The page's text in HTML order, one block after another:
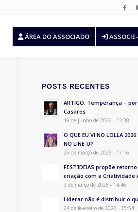
ÁREA DO ASSOCIADO
POSTS RECENTES
ARTIGO: Temperança –
Casares
19 de junho de 2026 - 13:38
O QUE EU VI NO LOLLA
NO LINE-UP
25 de março de 2026 - 17:16
FEST’IDEIAS propõe
criação com a Criatividade
9 de março de 2026 - 14:46
Liderar não é distribuir o
24 de fevereiro de 2026 - 15:54